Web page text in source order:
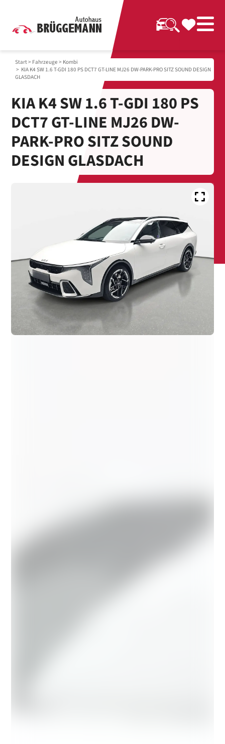
Start> Fahrzeuge > Kombi
> KIA K4 SW 1.6 T-GDI 180 PS DCT7 GT-LINE MJ26 DW-PARK-PRO SITZ SOUND DESIGN
GLASDACH
KIA K4 SW 1.6 T-GDI 180 PS
DCT7 GT-LINE MJ26 DW-
PARK-PRO SITZ SOUND
DESIGN GLASDACH